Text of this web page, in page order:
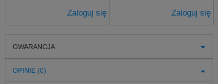
Zaloguj się Zaloguj się
GWARANCJA
OPINIE (0)